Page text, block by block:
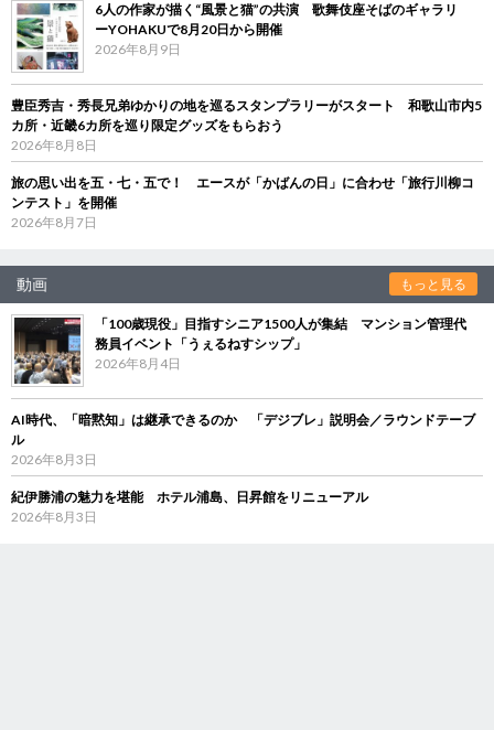
6人の作家が描く“風景と猫”の共演 歌舞伎座そばのギャラリ
ーYOHAKUで8月20日から開催
2026年8月9日
豊臣秀吉・秀長兄弟ゆかりの地を巡るスタンプラリーがスタート 和歌山市内5
カ所・近畿6カ所を巡り限定グッズをもらおう
2026年8月8日
旅の思い出を五・七・五で！ エースが「かばんの日」に合わせ「旅行川柳コ
ンテスト」を開催
2026年8月7日
動画 もっと見る
「100歳現役」目指すシニア1500人が集結 マンション管理代
務員イベント「うぇるねすシップ」
2026年8月4日
AI時代、「暗黙知」は継承できるのか 「デジブレ」説明会／ラウンドテーブ
ル
2026年8月3日
紀伊勝浦の魅力を堪能 ホテル浦島、日昇館をリニューアル
2026年8月3日